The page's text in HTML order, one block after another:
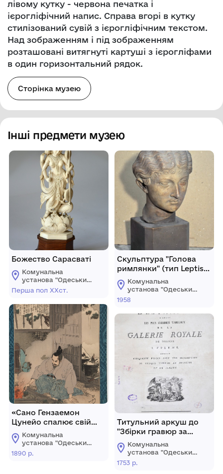
лівому кутку - червона печатка і
ієрогліфічний напис. Справа вгорі в кутку
стилізований сувій з ієрогліфічним текстом.
Над зображенням і під зображенням
розташовані витягнуті картуші з ієрогліфами
в один горизонтальний рядок.
Сторінка музею
Інші предмети музею
Божество Сарасваті
Комунальна
установа "Одеський
музей західного і
Перша пол ХХст.
«Сано Гензаемон
Цунейо спалює свій
заповітний бонсай».
Аркуш із серії
«Принципи
керівництва для
Комунальна
установа "Одеський
музей західного і
східного мистецтва"
1890 р.
Скульптура "Голова
римлянки" (тип Leptis-
Malta; Лівілла?)
Комунальна
установа "Одеський
музей західного і
1958
Титульний аркуш до
"Збірки гравюр за
найвідомішими
картинами
Королівської галереї
Дрездену". 1753 р. Том 1
Комунальна
установа "Одеський
музей західного і
східного мистецтва"
1753 р.